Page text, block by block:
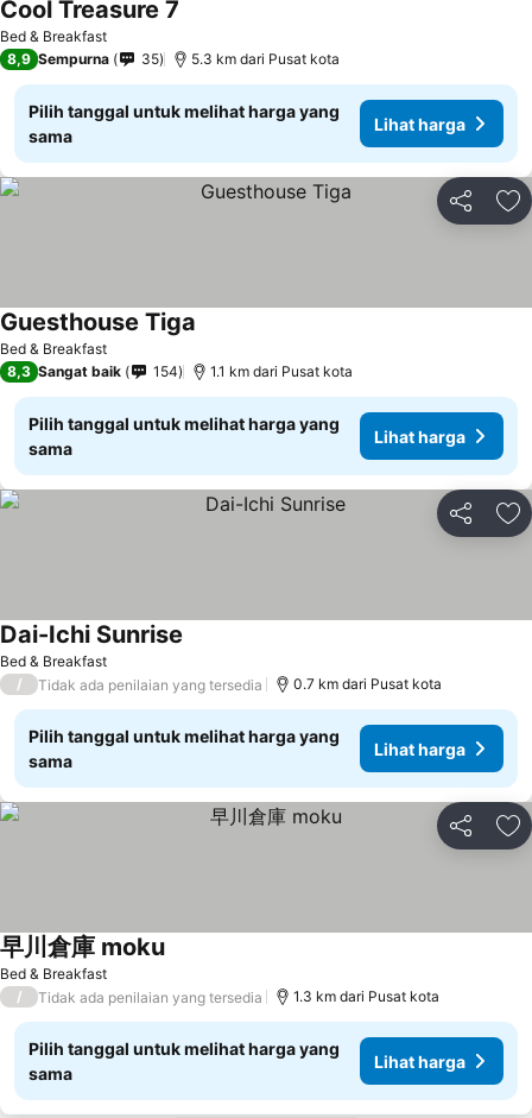
Bed & Breakfast
Cool Treasure 7
8,9 Sempurna 35 5.3 km dari Pusat kota
Pilih tanggal untuk melihat harga yang
sama
Lihat harga
Bagikan
Bed & Breakfast
Guesthouse Tiga
8,3 Sangat baik 154 1.1 km dari Pusat kota
Pilih tanggal untuk melihat harga yang
sama
Lihat harga
Bagikan
Bed & Breakfast
Dai-Ichi Sunrise
/ Tidak ada penilaian yang tersedia 0.7 km dari Pusat kota
Pilih tanggal untuk melihat harga yang
sama
Lihat harga
Bagikan
Bed & Breakfast
早川倉庫 moku
/ Tidak ada penilaian yang tersedia 1.3 km dari Pusat kota
Pilih tanggal untuk melihat harga yang
sama
Lihat harga